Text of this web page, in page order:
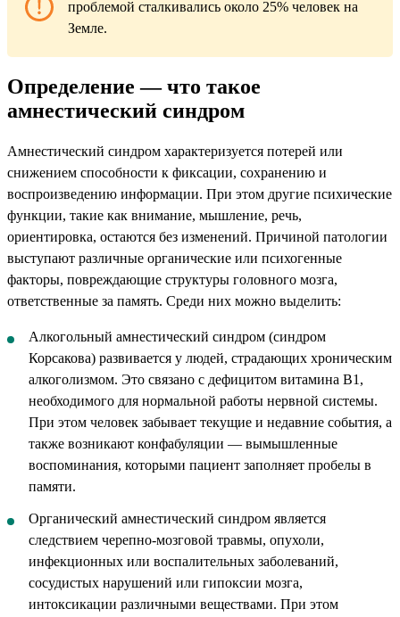
проблемой сталкивались около 25% человек на
Земле.
Определение — что такое
амнестический синдром
Амнестический синдром характеризуется потерей или
снижением способности к фиксации, сохранению и
воспроизведению информации. При этом другие психические
функции, такие как внимание, мышление, речь,
ориентировка, остаются без изменений. Причиной патологии
выступают различные органические или психогенные
факторы, повреждающие структуры головного мозга,
ответственные за память. Среди них можно выделить:
Алкогольный амнестический синдром (синдром
Корсакова) развивается у людей, страдающих хроническим
алкоголизмом. Это связано с дефицитом витамина B1,
необходимого для нормальной работы нервной системы.
При этом человек забывает текущие и недавние события, а
также возникают конфабуляции — вымышленные
воспоминания, которыми пациент заполняет пробелы в
памяти.
Органический амнестический синдром является
следствием черепно-мозговой травмы, опухоли,
инфекционных или воспалительных заболеваний,
сосудистых нарушений или гипоксии мозга,
интоксикации различными веществами. При этом